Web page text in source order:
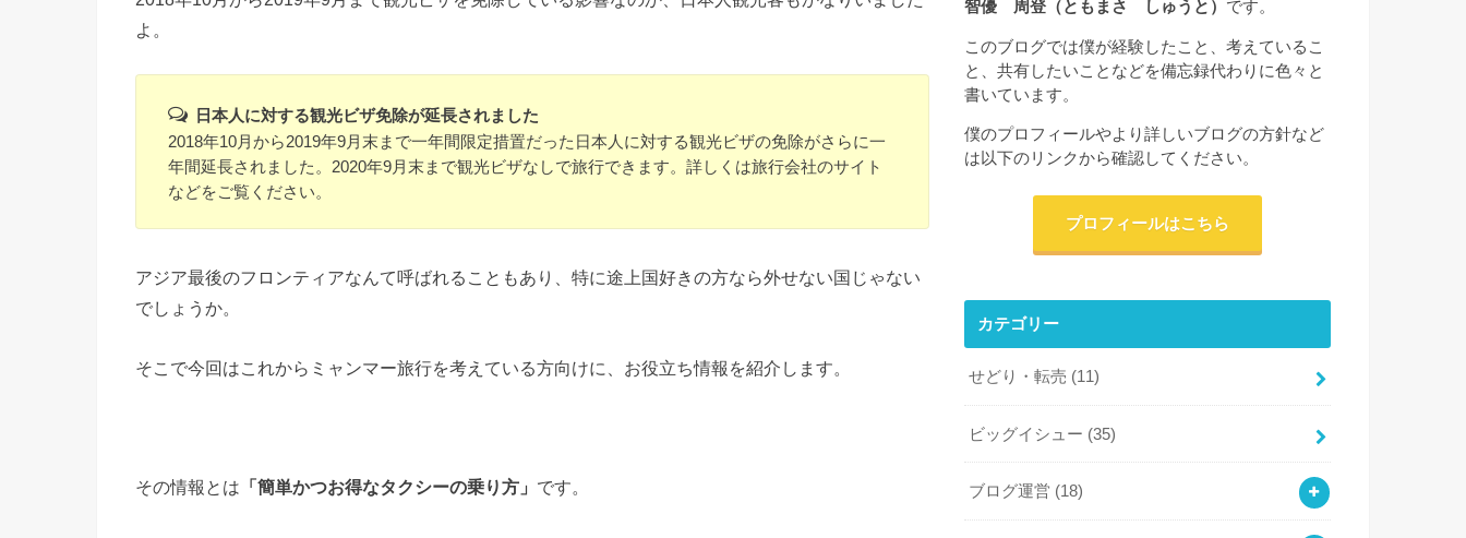
よ。
日本人に対する観光ビザ免除が延長されました
2018年10月から2019年9月末まで一年間限定措置だった日本人に対する観光ビザの免除がさらに一
年間延長されました。2020年9月末まで観光ビザなしで旅行できます。詳しくは旅行会社のサイト
などをご覧ください。
アジア最後のフロンティアなんて呼ばれることもあり、特に途上国好きの方なら外せない国じゃない
でしょうか。
そこで今回はこれからミャンマー旅行を考えている方向けに、お役立ち情報を紹介します。
その情報とは 「簡単かつお得なタクシーの乗り方」 です。
智優 周登（ともまさ しゅうと） です。
このブログでは僕が経験したこと、考えているこ
と、共有したいことなどを備忘録代わりに色々と
書いています。
僕のプロフィールやより詳しいブログの方針など
は以下のリンクから確認してください。
プロフィールはこちら
カテゴリー
せどり・転売 (11)
ビッグイシュー (35)
ブログ運営 (18)